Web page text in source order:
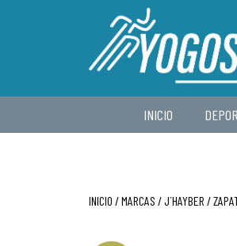
INICIO
INICIO /MARCAS /J´HAYBER /